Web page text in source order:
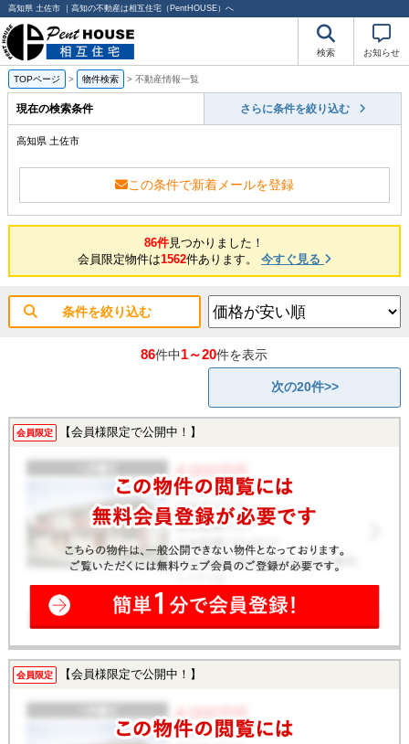
高知県 土佐市 ｜高知の不動産は相互住宅（PentHOUSE）へ
検索 お知らせ
TOPページ > 物件検索 > 不動産情報一覧
現在の検索条件 さらに条件を絞り込む
高知県 土佐市
この条件で新着メールを登録
86件見つかりました！
会員限定物件は1562件あります。 今すぐ見る
条件を絞り込む
86件中1～20件を表示
次の20件>>
会員限定 【会員様限定で公開中！】
会員限定 【会員様限定で公開中！】